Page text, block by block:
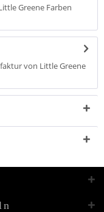
Greene Farben
von Little Greene